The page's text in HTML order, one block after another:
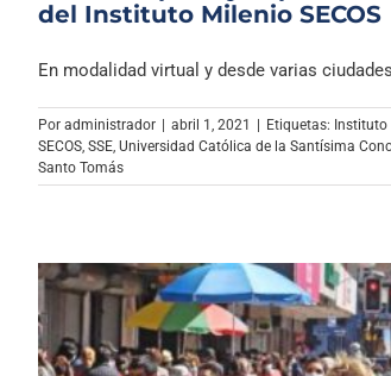
del Instituto Milenio SECOS
En modalidad virtual y desde varias
Por administrador | abril 1, 2021 | Etiquetas: Instituto
SECOS SSE Universidad Católica de la Santísima
Santo Tomás